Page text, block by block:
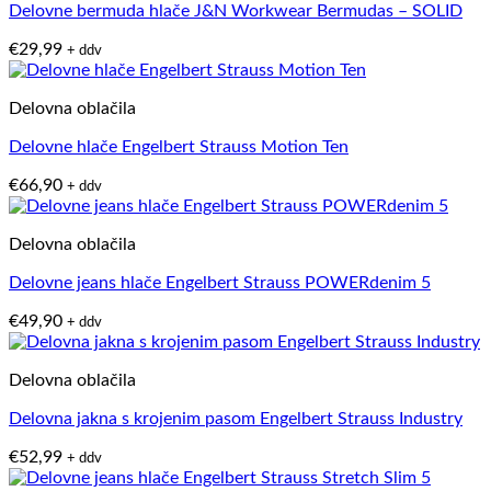
Delovne bermuda hlače J&N Workwear Bermudas – SOLID
€29,99 + ddv
Delovna oblačila
Delovne hlače Engelbert Strauss Motion Ten
€66,90 + ddv
Delovna oblačila
Delovne jeans hlače Engelbert Strauss POWERdenim 5
€49,90 + ddv
Delovna oblačila
Delovna jakna s krojenim pasom Engelbert Strauss Industry
€52,99 + ddv